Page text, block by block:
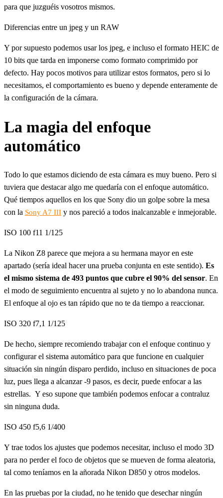
para que juzguéis vosotros mismos.
Diferencias entre un jpeg y un RAW
Y por supuesto podemos usar los jpeg, e incluso el formato HEIC de
10 bits que tarda en imponerse como formato comprimido por
defecto. Hay pocos motivos para utilizar estos formatos, pero si lo
necesitamos, el comportamiento es bueno y depende enteramente de
la configuración de la cámara.
La magia del enfoque
automático
Todo lo que estamos diciendo de esta cámara es muy bueno. Pero si
tuviera que destacar algo me quedaría con el enfoque automático.
Qué tiempos aquellos en los que Sony dio un golpe sobre la mesa
con la Sony A7 III y nos pareció a todos inalcanzable e inmejorable.
ISO 100 f11 1/125
La Nikon Z8 parece que mejora a su hermana mayor en este
apartado (sería ideal hacer una prueba conjunta en este sentido). Es
el mismo sistema de 493 puntos que cubre el 90% del sensor. En
el modo de seguimiento encuentra al sujeto y no lo abandona nunca.
El enfoque al ojo es tan rápido que no te da tiempo a reaccionar.
ISO 320 f7,1 1/125
De hecho, siempre recomiendo trabajar con el enfoque continuo y
configurar el sistema automático para que funcione en cualquier
situación sin ningún disparo perdido, incluso en situaciones de poca
luz, pues llega a alcanzar -9 pasos, es decir, puede enfocar a las
estrellas. Y eso supone que también podemos enfocar a contraluz
sin ninguna duda.
ISO 450 f5,6 1/400
Y trae todos los ajustes que podemos necesitar, incluso el modo 3D
para no perder el foco de objetos que se mueven de forma aleatoria,
tal como teníamos en la añorada Nikon D850 y otros modelos.
En las pruebas por la ciudad, no he tenido que desechar ningún